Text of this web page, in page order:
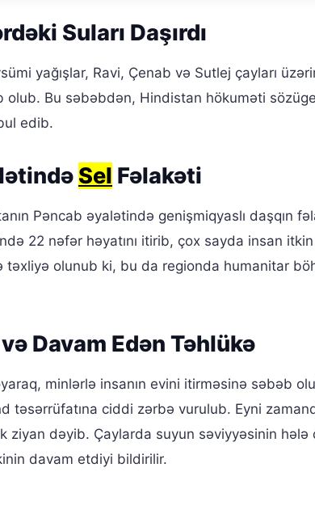
Suları Daşırdı
yağışlar, Ravi, Çenab və Sutlej çayları
olub. Bu səbəbdən, Hindistan hökuməti
edib.
Sel Fəlakəti
Pəncab əyalətində genişmiqyaslı daşqın
22 nəfər həyatını itirib, çox sayda insan
olunub ki, bu da regionda humanitar
Davam Edən Təhlükə
minlərlə insanın evini itirməsinə səbəb
təsərrüfatına ciddi zərbə vurulub. Eyni
ziyan dəyib. Çaylarda suyun səviyyəsinin hələ
davam etdiyi bildirilir.